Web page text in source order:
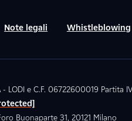
Note legali Whistleblowing
LODI e C.F. 06722600019 Partita
Buonaparte 31, 20121 Milano